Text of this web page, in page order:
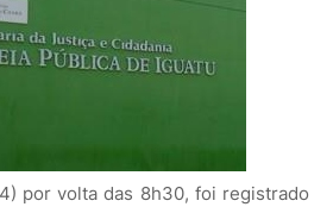
por volta das 8h30, foi registrado